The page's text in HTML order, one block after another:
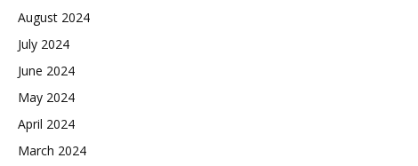
August 2024
July 2024
June 2024
May 2024
April 2024
March 2024